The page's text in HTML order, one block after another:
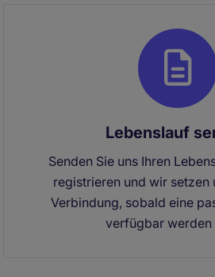
Lebenslauf
Senden Sie uns Ihren
registrieren und wir setzen
Verbindung, sobald eine
verfügbar werden